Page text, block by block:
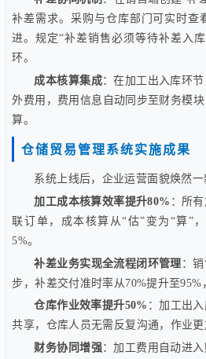
补差需求。采购与仓库部门可实时查
进。规定“补差销售必须等待补差入
环。
成本核算集成：在加工出入库环
外费用，费用信息自动同步至财务模
算。
仓储贸易管理系统实施成果
系统上线后，企业运营面貌焕然一
加工成本核算效率提升80% ：所
联订单，成本核算从“估”变为“算”
5%。
补差业务实现全流程闭环管理 ：
步，补差交付准时率从70%提升至95%
仓库作业效率提升50% ：加工出
共享，仓库人员无需反复沟通，作业更
财务协同增强：加工费用自动进